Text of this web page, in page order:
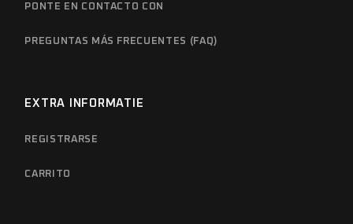
PONTE EN CONTACTO CON
PREGUNTAS MÁS FRECUENTES (FAQ)
EXTRA INFORMATIE
REGISTRARSE
CARRITO